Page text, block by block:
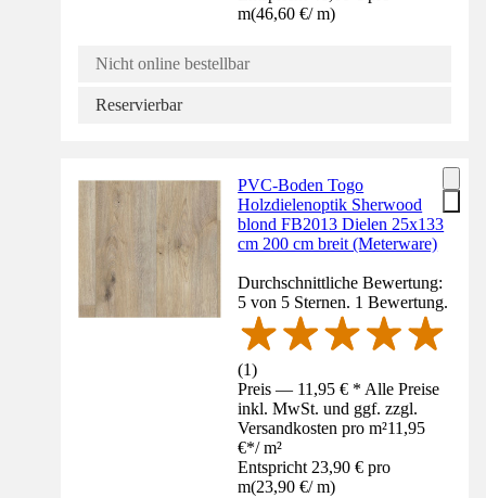
m(46,60 €/ m)
Nicht online bestellbar
Reservierbar
PVC-Boden Togo
Holzdielenoptik Sherwood
blond FB2013 Dielen 25x133
cm 200 cm breit (Meterware)
Durchschnittliche Bewertung:
5 von 5 Sternen. 1 Bewertung.
(1)
Preis — 11,95 € * Alle Preise
inkl. MwSt. und ggf. zzgl.
Versandkosten pro m²11,95
€*/ m²
Entspricht 23,90 € pro
m(23,90 €/ m)